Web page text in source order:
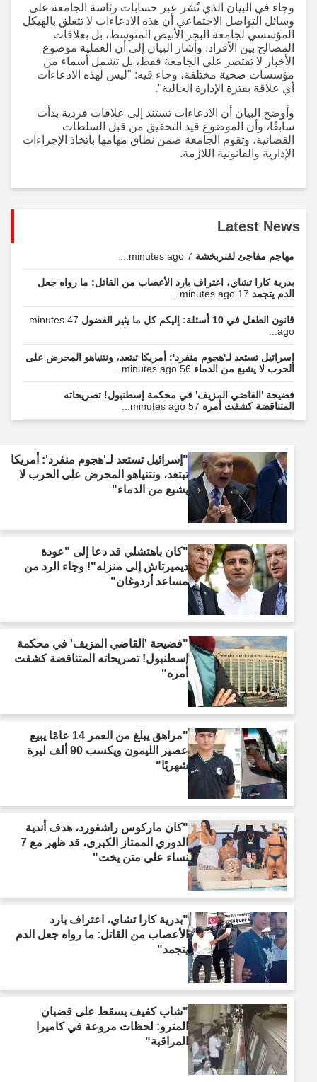
وجاء في البيان الذي نُشر عبر حسابات رئاسة الجامعة على
وسائل التواصل الاجتماعي أن هذه الادعاءات لا تتعلق بالهيكل
المؤسسي لجامعة البحر الأبيض المتوسط، بل بعلاقات
المصالح بين الأفراد. وأشار البيان إلى أن العملية موضوع
الأخبار لا تقتصر على الجامعة فقط، بل تشمل أسماء من
مؤسسات صحية مختلفة، وجاء فيه: "ليس لهذه الادعاءات
أي علاقة بفترة الإدارة الحالية".
وأوضح البيان أن الادعاءات تستند إلى علاقات فردية بدأت
سابقًا، وأن الموضوع قيد التحقيق من قبل السلطات
القضائية، وتقوم الجامعة ضمن نطاق مهامها باتخاذ الإجراءات
الإدارية والقانونية اللازمة.
Latest News
مهاجم مفاجئ لفنربخشة7 minutes ago...
بدرية كارا تشاي، اعتراف بارد الأعصاب من القاتل: ما رواه جعل
الدم يتجمد17 minutes ago...
قانون الطفل في 10 أسئلة: إليكم كل ما يثير الفضول
47 minutes
ago...
إسرائيل تستعد لـ'هجوم منفرد': أمريكا تبتعد، ونتنياهو المحرض على
الحرب لا يشبع من الدماء56 minutes ago...
فضيحة 'القاضي المزيف' في محكمة إسطنبول! تصريحاته
المتناقضة كشفت أمره57 minutes ago...
"إسرائيل تستعد لـ'هجوم منفرد': أمريكا
تبتعد، ونتنياهو المحرض على الحرب لا
يشبع من الدماء"
"كان باهتشلي قد دعا إلى "عودة
ديميرتاش إلى منزله"! وجاء الرد من
مساعد أردوغان"
"فضيحة 'القاضي المزيف' في محكمة
إسطنبول! تصريحاته المتناقضة كشفت
أمره"
"مراهق يبلغ من العمر 14 عامًا يبيع
عصير الليمون ويكسب 90 ألف ليرة
شهريًا"
"كان ماركوس راشفورد، هدف أندية
الدوري الممتاز الكبرى، قد ظهر مع 7
نساء على متن يخت"
"بدرية كارا تشاي، اعتراف بارد
الأعصاب من القاتل: ما رواه جعل الدم
يتجمد"
"شاب كفيف يسقط على قضبان
المترو: لحظات مروعة في كاميرا
المراقبة"